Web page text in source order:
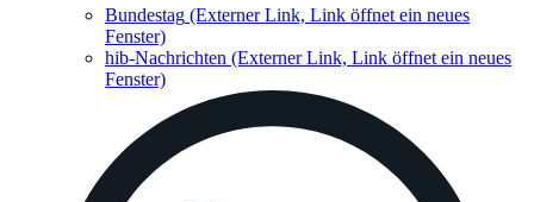
Bundestag (Externer Link, Link öffnet ein neues
Fenster)
hib-Nachrichten (Externer Link, Link öffnet ein neues
Fenster)